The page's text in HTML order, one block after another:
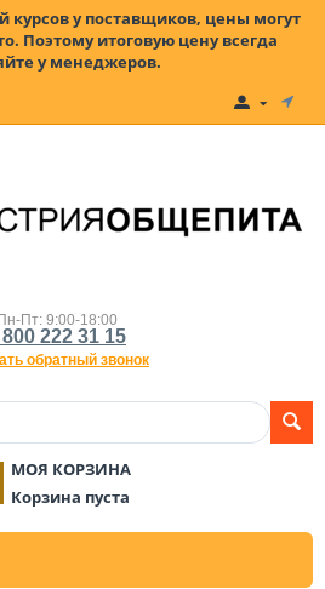
курсов у поставщиков, цены могут
Поэтому итоговую цену всегда
у менеджеров.
Пн-Пт: 9:00-18:00
222 31 15
обратный звонок
МОЯ КОРЗИНА
Корзина пуста